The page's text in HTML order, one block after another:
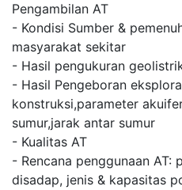
Pengambilan AT
- Kondisi Sumber &
masyarakat sekitar
- Hasil pengukuran
- Hasil Pengeboran
konstruksi,parameter
sumur,jarak antar sumur
- Kualitas AT
- Rencana penggunaan AT:
disadap, jenis & kapasitas